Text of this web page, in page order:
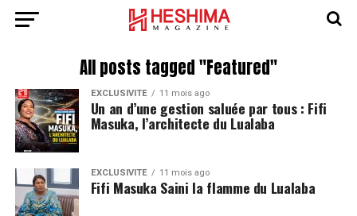
All posts tagged "Featured"
EXCLUSIVITÉ 11 mois ago
Un an d’une gestion saluée par tous : Fifi
Masuka, l’architecte du Lualaba
EXCLUSIVITÉ 11 mois ago
Fifi Masuka Saini la flamme du Lualaba